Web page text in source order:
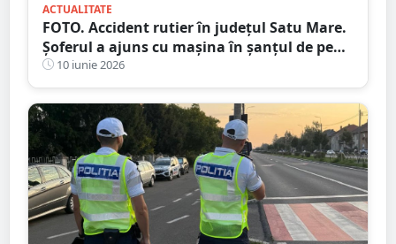
ACTUALITATE
FOTO. Accident rutier în județul Satu Mare.
Șoferul a ajuns cu mașina în șanțul de pe
marginea drumului
10 iunie 2026